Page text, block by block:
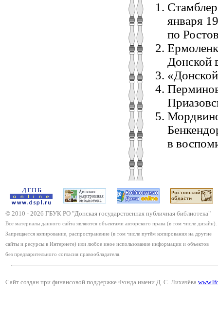
января
по
Донской
в
© 2010 - 2026 ГБУК РО "Донская государственная публичная библиотека"
Все материалы данного сайта являются объектами авторского права (в том числе дизайн).
Запрещается копирование, распространение (в том числе путём копирования на другие
сайты и ресурсы в Интернете) или любое иное использование информации и объектов
без предварительного согласия правообладателя.
Сайт создан при финансовой поддержке Фонда имени Д. С. Лихачёва